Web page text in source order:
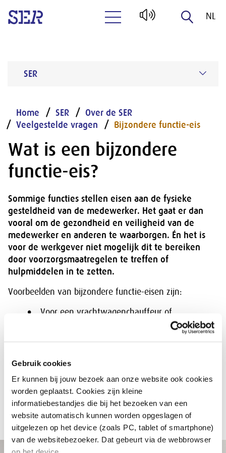
Gebruik cookies
Er kunnen bij jouw bezoek aan onze website ook cookies
worden geplaatst. Cookies zijn kleine
informatiebestandjes die bij het bezoeken van een
website automatisch kunnen worden opgeslagen of
uitgelezen op het device (zoals PC, tablet of smartphone)
van de websitebezoeker. Dat gebeurt via de webbrowser
NL
SER
Home SER
Over de SER
Veelgestelde vragen
Bijzondere functie-eis
Wat is een bijzondere
functie-eis?
Sommige functies stellen eisen aan de fysieke
gesteldheid van de medewerker. Het gaat er dan
vooral om de gezondheid en veiligheid van de
medewerker en anderen te waarborgen. Én het is
voor de werkgever niet mogelijk dit te bereiken
door voorzorgsmaatregelen te treffen of
hulpmiddelen in te zetten.
Voorbeelden van bijzondere functie-eisen zijn:
Voor een vrachtwagenchauffeur of
touringcarchauffeur: enkele uren achtereen
uur per dag lopen.
medewerkers in de bouw: meer dan één uur
per dag werken met trillend handgereedschap,
zoals een motorzaag.